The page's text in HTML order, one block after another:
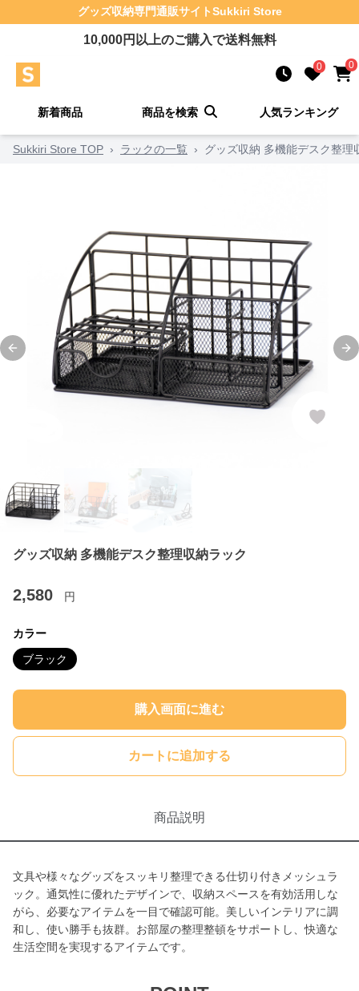
グッズ収納専門通販サイトSukkiri Store
10,000円以上のご購入で送料無料
0 0
新着商品 商品を検索 人気ランキング
Sukkiri Store TOP › ラックの一覧 › グッズ収納 多機能デスク整理
Previous slide
グッズ収納 多機能デスク整理収納ラック
2,580 円
カラー
ブラック
購入画面に進む
カートに追加する
商品説明
文具や様々なグッズをスッキリ整理できる仕切り付きメッシュラ
ック。通気性に優れたデザインで、収納スペースを有効活用しな
がら、必要なアイテムを一目で確認可能。美しいインテリアに調
和し、使い勝手も抜群。お部屋の整理整頓をサポートし、快適な
生活空間を実現するアイテムです。